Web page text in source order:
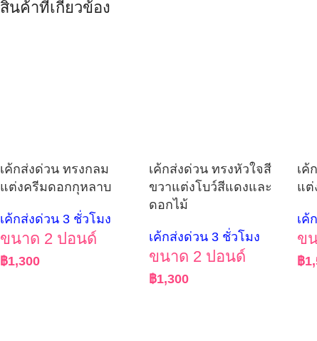
สินค้าที่เกี่ยวข้อง
เค้กส่งด่วน ทรงกลม
แต่งครีมดอกกุหลาบ
เค้กส่งด่วน 3 ชั่วโมง
ขนาด 2 ปอนด์
฿1,300
เค้กส่งด่วน ทรงหัวใจสี
ขวาแต่งโบว์สีแดงและ
ดอกไม้
เค้กส่งด่วน 3 ชั่วโมง
ขนาด 2 ปอนด์
฿1,300
เค้
แต่
เค้
ข
฿